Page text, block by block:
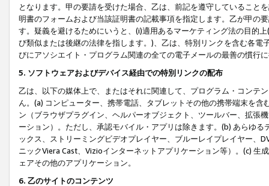
となります。甲の要請を受けた場合、乙は、前記を遵守していること
明書のフォームおよび当該証明書の記載事項を指定します。乙が甲の
す。疑義を避けるためにいうと、(i)適用あるマーケティング法の目的
び類似または後継の法律を指します。)、乙は、特別リンクを含む各
びにアソシエイト・プログラム関連の全ての電子メールの最善の慣行
5. ソフトウェアおよびデバイス経由での特別リンクの配布
乙は、以下の媒体上で、またはそれに関連して、プログラム・コンテ
ん。(a) コンピューター、携帯電話、タブレットその他の携帯端末を
ン（ブラウザプラグイン、ヘルパーオブジェクト、ツールバー、拡張
ーション）。ただし、承認モバイル・アプリは除きます。(b) あらゆ
ックス、ストリーミングビデオプレイヤー、ブルーレイプレイヤー、
ニックViera Cast、Vizioインターネットアプリケーション等）。(c)
ェアその他のアプリケーション。
6. 乙のサイトのコンテンツ